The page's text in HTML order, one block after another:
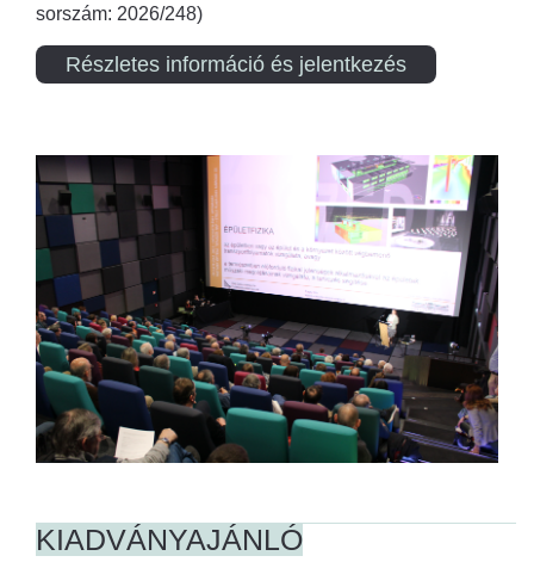
sorszám: 2026/248)
Részletes információ és jelentkezés
KIADVÁNYAJÁNLÓ